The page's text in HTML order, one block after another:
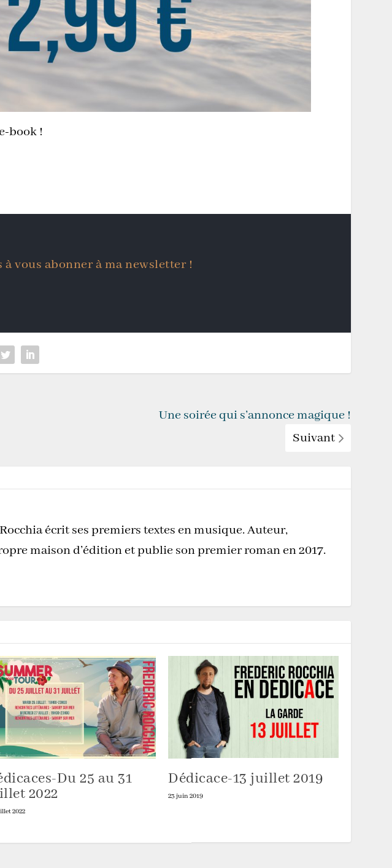
book !
à vous abonner à ma newsletter !
Une soirée qui s’annonce magique !
Suivant
écrit ses premiers textes en musique. Auteur,
maison d’édition et publie son premier roman en 2017.
Du 25 au 31
2022
2022
Dédicace-13 juillet 2019
23 juin 2019